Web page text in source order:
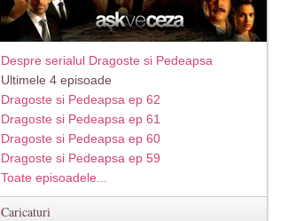
Despre serialul Dragoste si Pedeapsa
Ultimele 4 episoade
Dragoste si Pedeapsa ep 62
Dragoste si Pedeapsa ep 61
Dragoste si Pedeapsa ep 60
Dragoste si Pedeapsa ep 59
Toate episoadele...
Caricaturi